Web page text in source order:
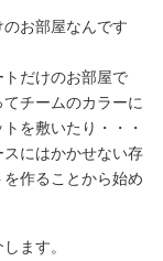
お部屋なんです
だけのお部屋で
チームのカラーに
を敷いたり・・・
にはかかせない存
作ることから始め
ます。